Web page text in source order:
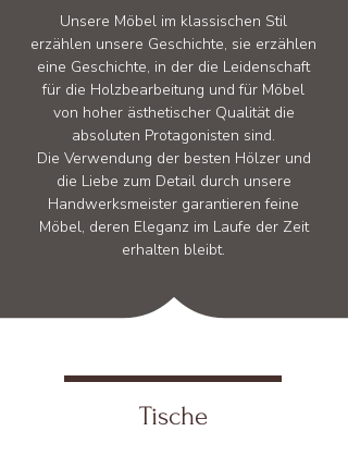
Unsere Möbel im klassischen Stil
erzählen unsere Geschichte, sie erzählen
eine Geschichte, in der die Leidenschaft
für die Holzbearbeitung und für Möbel
von hoher ästhetischer Qualität die
absoluten Protagonisten sind.
Die Verwendung der besten Hölzer und
die Liebe zum Detail durch unsere
Handwerksmeister garantieren feine
Möbel, deren Eleganz im Laufe der Zeit
erhalten bleibt.
Tische